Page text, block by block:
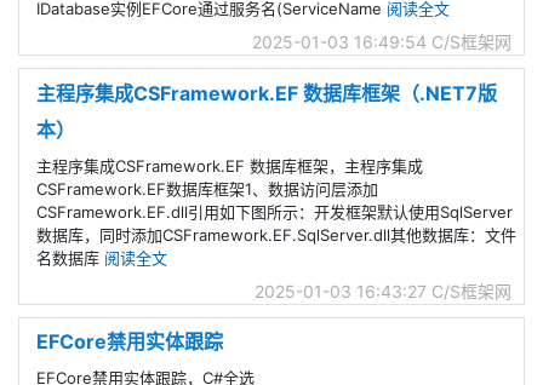
IDatabase实例EFCore通过服务名(ServiceName 阅读全文
2025-01-03 16:49:54 C/S框架网
主程序集成CSFramework.EF 数据库框架（.NET7版
本）
主程序集成CSFramework.EF 数据库框架，主程序集成
CSFramework.EF数据库框架1、数据访问层添加
CSFramework.EF.dll引用如下图所示：开发框架默认使用SqlServer
数据库，同时添加CSFramework.EF.SqlServer.dll其他数据库：文件
名数据库 阅读全文
2025-01-03 16:43:27 C/S框架网
EFCore禁用实体跟踪
EFCore禁用实体跟踪，C#全选